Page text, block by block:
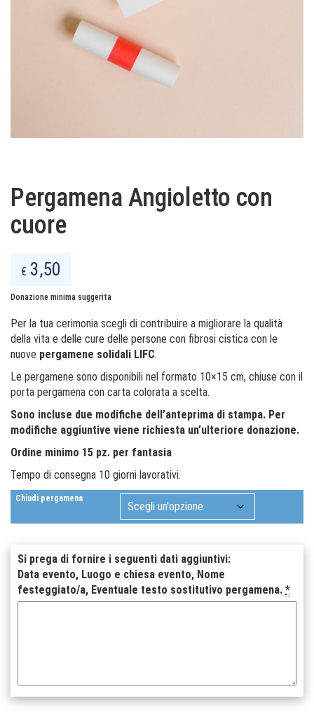
Pergamena Angioletto con
cuore
€ 3,50
Donazione minima suggerita
Per la tua cerimonia scegli di contribuire a migliorare la qualità
della vita e delle cure delle persone con fibrosi cistica con le
nuove pergamene solidali LIFC.
Le pergamene sono disponibili nel formato 10×15 cm, chiuse con il
porta pergamena con carta colorata a scelta.
Sono incluse due modifiche dell’anteprima di stampa. Per
modifiche aggiuntive viene richiesta un’ulteriore donazione.
Ordine minimo 15 pz. per fantasia
Tempo di consegna 10 giorni lavorativi.
Chiudi pergamena
Si prega di fornire i seguenti dati aggiuntivi:
Data evento, Luogo e chiesa evento, Nome
festeggiato/a, Eventuale testo sostitutivo pergamena. *